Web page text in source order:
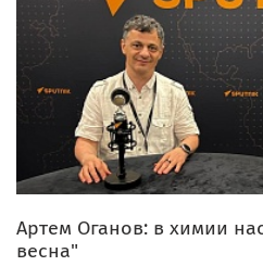
Артем Оганов: в химии
весна"